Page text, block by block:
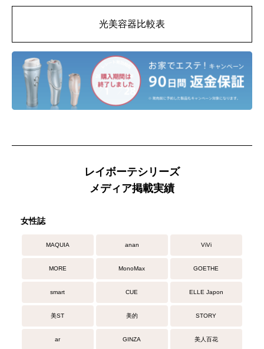
光美容器比較表
レイボーテシリーズ
メディア掲載実績
女性誌
MAQUIA anan ViVi
MORE MonoMax GOETHE
smart CUE ELLE Japon
美ST 美的 STORY
ar GINZA 美人百花